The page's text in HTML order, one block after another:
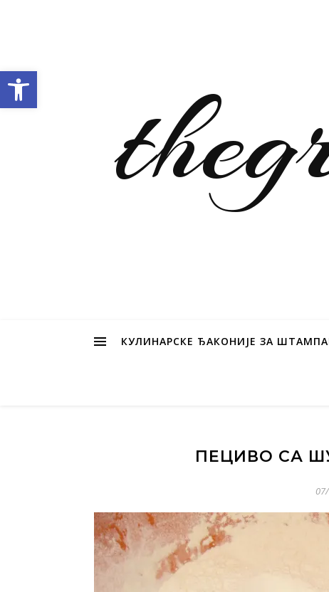
КУЛИНАРСКЕ ЂАКОНИЈЕ ЗА
ПЕЦИВО СА
Open toolbar